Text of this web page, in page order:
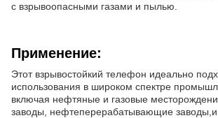
с взрывоопасными газами и пылью.
Применение:
Этот взрывостойкий телефон идеально
использования в широком спектре
включая нефтяные и газовые
заводы, нефтеперерабатывающие